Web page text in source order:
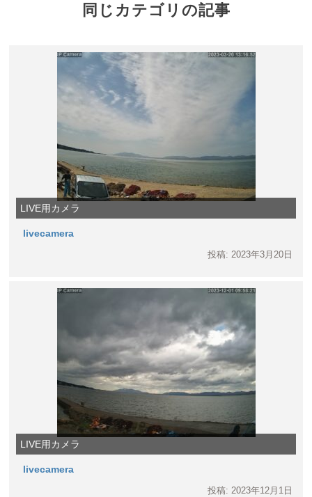
同じカテゴリの記事
LIVE用カメラ
livecamera
投稿: 2023年3月20日
LIVE用カメラ
livecamera
投稿: 2023年12月1日